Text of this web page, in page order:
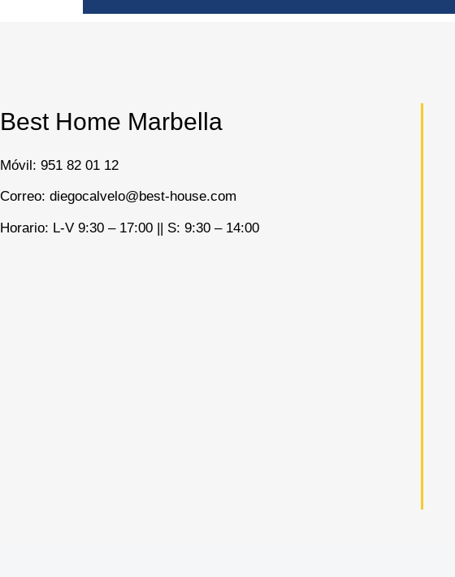
Best Home Marbella
Móvil: 951 82 01 12
Correo: diegocalvelo@best-house.com
Horario: L-V 9:30 – 17:00 || S: 9:30 – 14:00